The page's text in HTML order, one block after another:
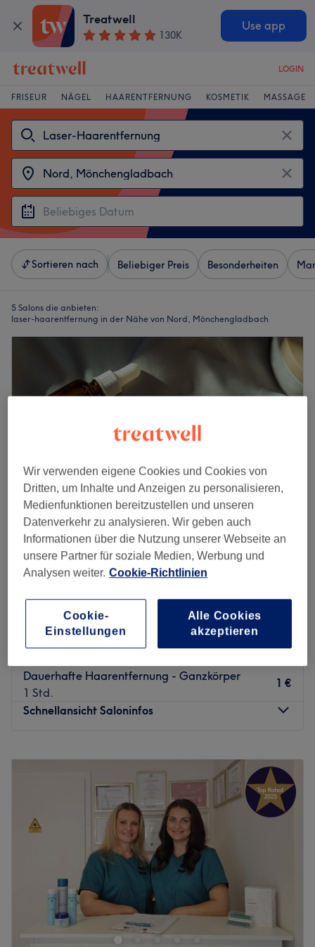
Treatwell
130K
Use app
LOGIN
FRISEUR NÄGEL HAARENTFERNUNG KOSMETIK MASSAGE
Sortieren nach Beliebiger Preis Besonderheiten
5 Salons die anbieten:
laser-haarentfernung in der Nähe von Nord, Mönchengladbach
Khadija Kosmetik
5,0
3 Bewertungen
Nord, Mönchengladbach
Auf Karte anzeigen
1 €
Dauerhafte Haarentfernung - Achseln
1 Std.
Dauerhafte Haarentfernung - Ganzkörper
1 Std.
1 €
Schnellansicht Saloninfos
10:00
18:00
10:00
18:00
10:00–18:00
Freitag
18:00
Samstag
Geschlossen
Bei Khadija Kosmetik in Mönchengladbach kannst du
dem Alltagsstress entkommen und dich dabei rundum
verschönern lassen. Hier erwarten dich wohltuende
Gesichtsbehandlungen, ausführliche Beratungen und
Wir verwenden eigene Cookies und Cookies von
Dritten, um Inhalte und Anzeigen zu personalisieren,
Medienfunktionen bereitzustellen und unseren
Datenverkehr zu analysieren. Wir geben auch
Informationen über die Nutzung unserer Webseite an
unsere Partner für soziale Medien, Werbung und
Analysen weiter. Cookie-Richtlinien
Cookie-
Einstellungen
Alle Cookies
akzeptieren